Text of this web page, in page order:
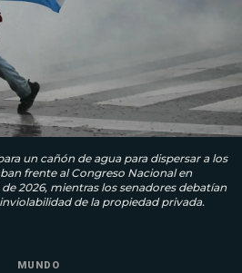
un cañón de agua para dispersar a los
frente al Congreso Nacional en
2026, mientras los senadores debatían
de la propiedad privada.
MUNDO